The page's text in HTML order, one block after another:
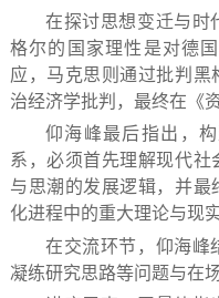
在探讨思想变迁与时
格尔的国家理性是对德
应，马克思则通过批判
治经济学批判，最终在《
仰海峰最后指出，
系，必须首先理解现代
与思潮的发展逻辑，并
化进程中的重大理论与现实
在交流环节，仰海峰
凝练研究思路等问题与在